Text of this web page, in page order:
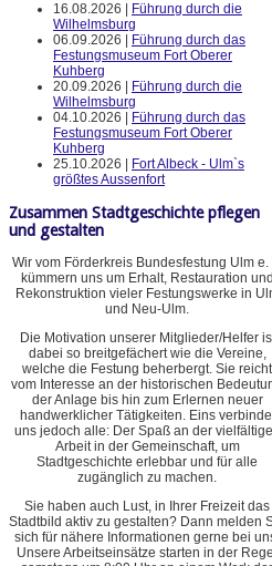
16.08.2026 |
Führung durch die
Wilhelmsburg
06.09.2026 |
Führung durch das
Festungsmuseum Fort Oberer
Kuhberg
20.09.2026 |
Führung durch die
Wilhelmsburg
04.10.2026 |
Führung durch das
Festungsmuseum Fort Oberer
Kuhberg
25.10.2026 |
Fort Albeck - Ulm`s
größtes Aussenfort
Zusammen Stadtgeschichte pflegen
und gestalten
Wir vom Förderkreis Bundesfestung Ulm e.
kümmern uns um Erhalt, Restauration und
Rekonstruktion vieler Festungswerke in
und Neu-Ulm.
Die Motivation unserer Mitglieder/Helfer
dabei so breitgefächert wie die Vereine,
welche die Festung beherbergt. Sie reicht
vom Interesse an der historischen
der Anlage bis hin zum Erlernen neuer
handwerklicher Tätigkeiten. Eins
uns jedoch alle: Der Spaß an der
Arbeit in der Gemeinschaft, um
Stadtgeschichte erlebbar und für alle
zugänglich zu machen.
Sie haben auch Lust, in Ihrer Freizeit das
Stadtbild aktiv zu gestalten? Dann melden
sich für nähere Informationen gerne bei
Unsere Arbeitseinsätze starten in der Regel